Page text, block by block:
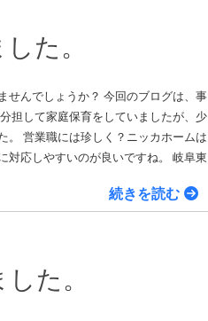
た。
せんでしょうか？ 今回のブログは、事
担して家庭保育をしていましたが、少
。 営業職には珍しく？ニッカホームは
対応しやすいのが良いですね。 岐阜東
続きを読む
た。